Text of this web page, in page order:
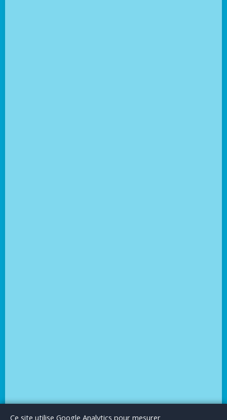
Le BlogPublicité Articles invitésMentions Légales
Ce site utilise Google Analytics pour mesurer